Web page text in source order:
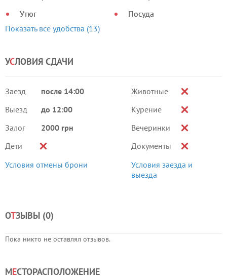
Утюг
Посуда
Показать все удобства (13)
УСЛОВИЯ СДАЧИ
Заезд
после 14:00
Выезд
до 12:00
Залог
2000 грн
Дети
Условия отмены брони
Животные
Курение
Вечеринки
Документы
Условия заезда и
выезда
ОТЗЫВЫ (0)
Пока никто не оставлял отзывов.
МЕСТОРАСПОЛОЖЕНИЕ